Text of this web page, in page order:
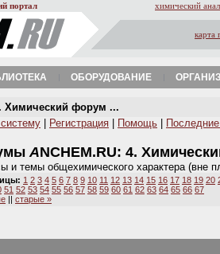
портал химический
карта
ОБОРУДОВАНИЕ
Химический форум ...
Регистрация Помощь
ANCHEM.RU: 4.
и темы общехимического характера (вне
1 2 3 4 5 6 7 8 9 10 11 12 13 14 15 16 17 18 19 20
51 52 53 54 55 56 57 58 59 60 61 62 63 64 65 66 67
|| старые »